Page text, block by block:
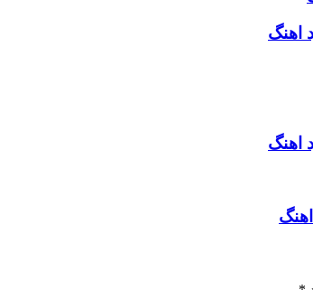
اهنگ
اهنگ